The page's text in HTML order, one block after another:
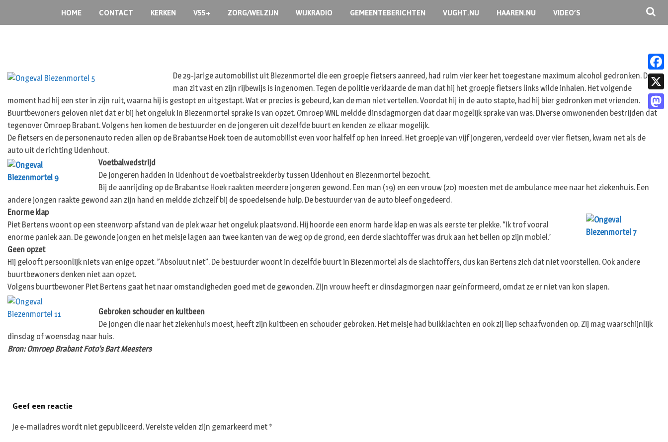
HOME CONTACT KERKEN V55+ ZORG/WELZIJN WIJKRADIO GEMEENTEBERICHTEN VUGHT.NU HAAREN.NU VIDEO’S
De 29-jarige automobilist uit Biezenmortel die een groepje fietsers aanreed, had ruim vier keer het toegestane maximum alcohol gedronken. De
man zit vast en zijn rijbewijs is ingenomen. Tegen de politie verklaarde de man dat hij het groepje fietsers links wilde inhalen. Het volgende
moment had hij een ster in zijn ruit, waarna hij is gestopt en uitgestapt. Wat er precies is gebeurd, kan de man niet vertellen. Voordat hij in de auto stapte, had hij bier gedronken met vrienden.
Buurtbewoners geloven niet dat er bij het ongeluk in Biezenmortel sprake is van opzet. Omroep WNL meldde dinsdagmorgen dat daar mogelijk sprake van was. Diverse omwonenden bestrijden dat
tegenover Omroep Brabant. Volgens hen komen de bestuurder en de jongeren uit dezelfde buurt en kenden ze elkaar mogelijk.
De fietsers en de personenauto reden allen op de Brabantse Hoek toen de automobilist even voor halfelf op hen inreed. Het groepje van vijf jongeren, verdeeld over vier fietsen, kwam net als de
auto uit de richting Udenhout.
Voetbalwedstrijd
De jongeren hadden in Udenhout de voetbalstreekderby tussen Udenhout en Biezenmortel bezocht.
Bij de aanrijding op de Brabantse Hoek raakten meerdere jongeren gewond. Een man (19) en een vrouw (20) moesten met de ambulance mee naar het ziekenhuis. Een
andere jongen raakte gewond aan zijn hand en meldde zichzelf bij de spoedeisende hulp. De bestuurder van de auto bleef ongedeerd.
Enorme klap
Piet Bertens woont op een steenworp afstand van de plek waar het ongeluk plaatsvond. Hij hoorde een enorm harde klap en was als eerste ter plekke. “Ik trof vooral
enorme paniek aan. De gewonde jongen en het meisje lagen aan twee kanten van de weg op de grond, een derde slachtoffer was druk aan het bellen op zijn mobiel.’
Geen opzet
Hij gelooft persoonlijk niets van enige opzet. ”Absoluut niet”. De bestuurder woont in dezelfde buurt in Biezenmortel als de slachtoffers, dus kan Bertens zich dat niet voorstellen. Ook andere
buurtbewoners denken niet aan opzet.
Volgens buurtbewoner Piet Bertens gaat het naar omstandigheden goed met de gewonden. Zijn vrouw heeft er dinsdagmorgen naar geïnformeerd, omdat ze er niet van kon slapen.
Gebroken schouder en kuitbeen
De jongen die naar het ziekenhuis moest, heeft zijn kuitbeen en schouder gebroken. Het meisje had buikklachten en ook zij liep schaafwonden op. Zij mag waarschijnlijk
dinsdag of woensdag naar huis.
Bron: Omroep Brabant Foto’s Bart Meesters
Geef een reactie
Je e-mailadres wordt niet gepubliceerd.Vereiste velden zijn gemarkeerd met *
F
a
c
k
X
M